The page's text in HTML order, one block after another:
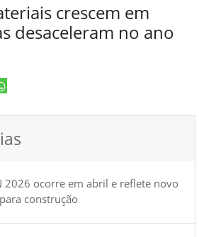
crescem em
desaceleram no ano
2026 ocorre em abril e reflete novo
construção